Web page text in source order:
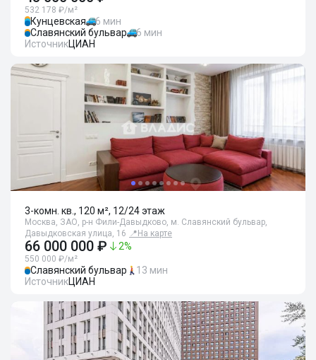
532 178 ₽/м²
Кунцевская
6 мин
Славянский бульвар
6 мин
ИсточникЦИАН
3-комн. кв., 120 м², 12/24 этаж
Москва, ЗАО, р-н Фили-Давыдково, м. Славянский бульвар,
Давыдковская улица, 16 📍 На карте
66 000 000 ₽ 2%
550 000 ₽/м²
Славянский бульвар
13 мин
ИсточникЦИАН